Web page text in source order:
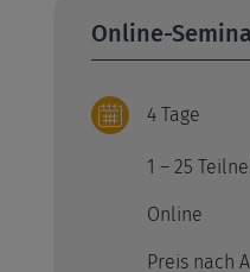
Online-
4 Tage
1 – 25
Online
Preis nach